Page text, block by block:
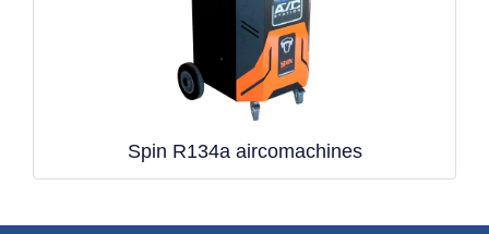
Spin R134a aircomachines